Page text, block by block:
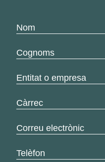
Nom
Cognoms
Entitat
empresa
Càrrec
Correu
Telèfon